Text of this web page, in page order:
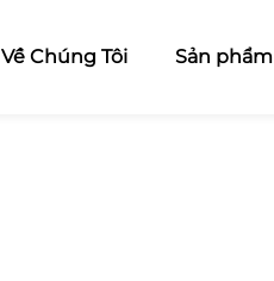
Về Chúng Tôi Sản phẩm